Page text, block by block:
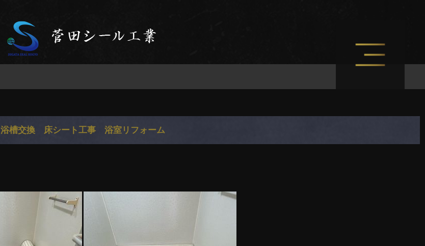
浴槽交換 床シート工事 浴室リフォーム